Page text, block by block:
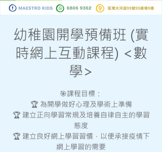
幼稚園開學預備班 (實
時網上互動課程) <數
學>
🎯課程目標：
🏆 為開學做好心理及學術上準備
🏆 建立正向學習常規及培養自律自主的學習
態度
🏆 建立良好網上學習習慣，以便承接疫情下
網上學習的需要